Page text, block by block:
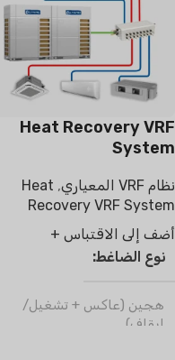
Heat Recovery VRF
System
نظام VRF المعياري ,
Heat
Recovery VRF System
أضف إلى الاقتباس +
نوع الضاغط
هجين (عاكس + تشغيل/
إيقاف)